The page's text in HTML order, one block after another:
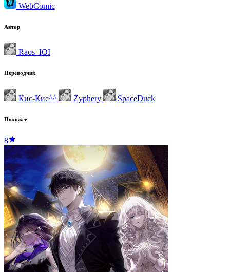
WebComic
Автор
Raos_IOI
Переводчик
Кис-Кис^^ Zyphery SpaceDuck
Похожее
8